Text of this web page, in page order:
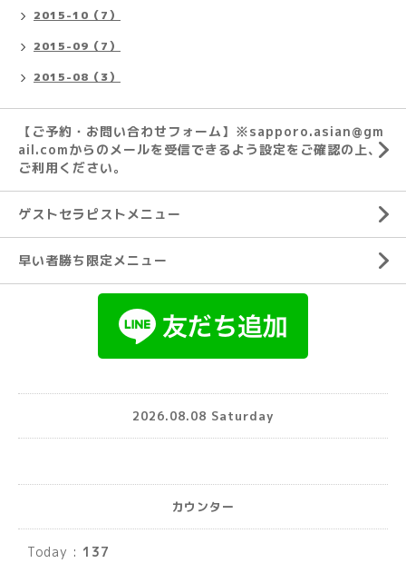
2015-10（7）
2015-09（7）
2015-08（3）
【ご予約・お問い合わせフォーム】※sapporo.asian@gm
ail.comからのメールを受信できるよう設定をご確認の上、
ご利用ください。
ゲストセラピストメニュー
早い者勝ち限定メニュー
2026.08.08 Saturday
カウンター
Today : 137